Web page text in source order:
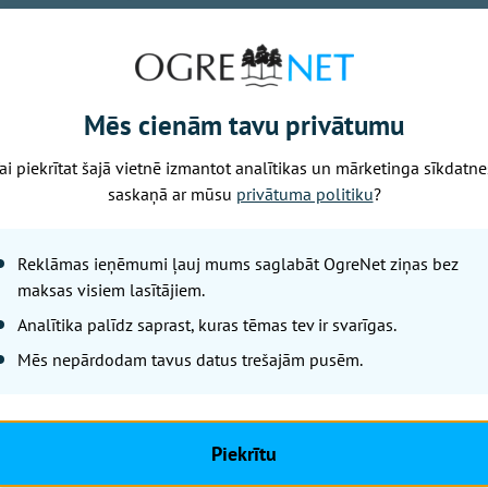
dzimtas saknes. Lai arī nereti dzīvesvieta tiek
lomu nospēlē pieraduma spēks un
ka katrs ceturtais no izsniegtajiem mājokļu kredītiem
Latvijas reģionos, tādējādi arvien vairāk cilvēku
Nākamais raksts
Ceturtdiena, 6. augusts, 2026 13:06
Lai arī solārais,
tas ir sācies!
Mēs cienām tavu privātumu
piekrītat šajā vietnē izmantot analītikas un mārketinga
saskaņā ar mūsu privātuma politiku?
Reklāmas ieņēmumi ļauj mums saglabāt OgreNet ziņas bez
maksas visiem lasītājiem.
Analītika palīdz saprast, kuras tēmas tev ir svarīgas.
Mēs nepārdodam tavus datus trešajām pusēm.
Piekrītu